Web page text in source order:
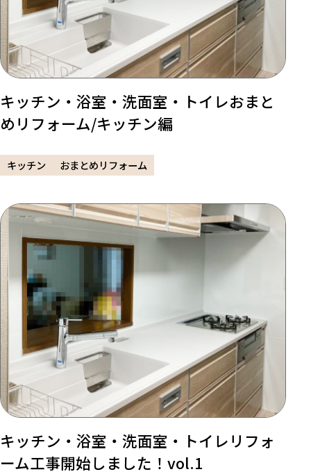
キッチン・浴室・洗面室・トイレおまと
めリフォーム/キッチン編
キッチン おまとめリフォーム
キッチン・浴室・洗面室・トイレリフォ
ーム工事開始しました！vol.1